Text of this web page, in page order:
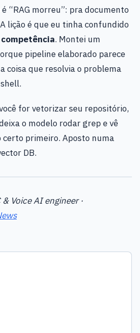
“RAG morreu”: pra documento
lição é que eu tinha confundido
. Montei um
pipeline elaborado parece
coisa que resolvia o problema
for vetorizar seu repositório,
o modelo rodar grep e vê
certo primeiro. Aposto numa
DB.
Voice AI engineer ·